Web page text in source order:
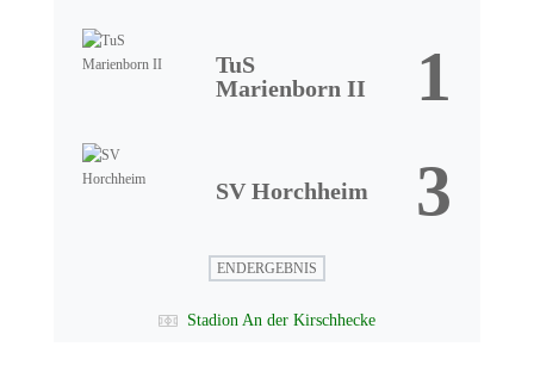
TuS
Marienborn II
1
SV Horchheim 3
ENDERGEBNIS
Stadion An der Kirschhecke